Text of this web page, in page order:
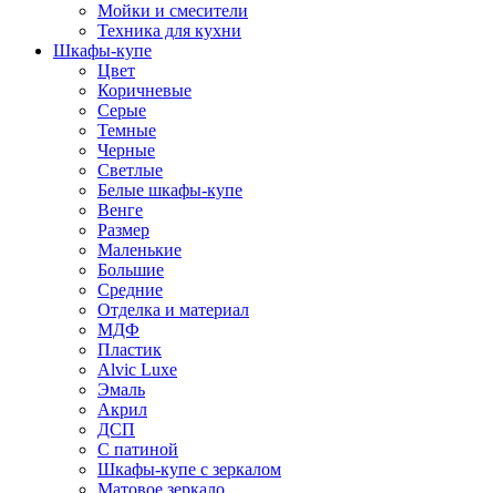
Мойки и смесители
Техника для кухни
Шкафы-купе
Цвет
Коричневые
Серые
Темные
Черные
Светлые
Белые шкафы-купе
Венге
Размер
Маленькие
Большие
Средние
Отделка и материал
МДФ
Пластик
Alvic Luxe
Эмаль
Акрил
ДСП
С патиной
Шкафы-купе с зеркалом
Матовое зеркало